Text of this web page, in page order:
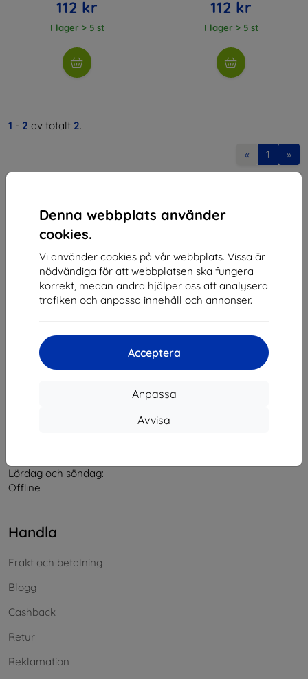
Denna webbplats använder
cookies.
Vi använder cookies på vår webbplats. Vissa är
nödvändiga för att webbplatsen ska fungera
korrekt, medan andra hjälper oss att analysera
trafiken och anpassa innehåll och annonser.
Acceptera
Anpassa
Avvisa
112 kr
I lager > 5 st
112 kr
I lager > 5 st
1 - 2 av totalt 2.
« 1 »
Shield-SK s.r.o.
Organisationsnummer:46701494
Momsregistreringsnummer:SK2023549671
Kontakt
Lördag och söndag:
Offline
Handla
Frakt och betalning
Blogg
Cashback
Retur
Reklamation